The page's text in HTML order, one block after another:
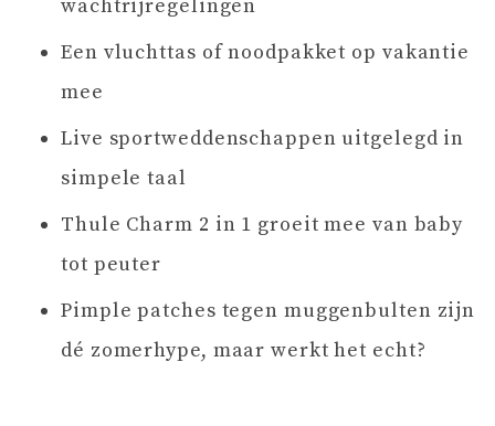
wachtrijregelingen
Een vluchttas of noodpakket op vakantie
mee
Live sportweddenschappen uitgelegd in
simpele taal
Thule Charm 2 in 1 groeit mee van baby
tot peuter
Pimple patches tegen muggenbulten zijn
dé zomerhype, maar werkt het echt?